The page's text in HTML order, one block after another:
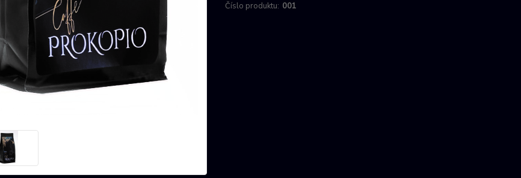
Číslo produktu: 001